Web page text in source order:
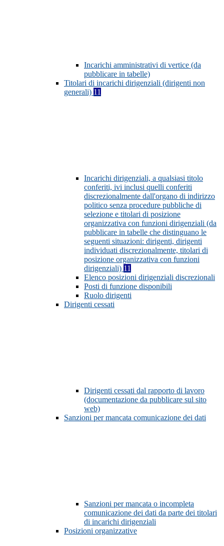
Incarichi amministrativi di vertice (da
pubblicare in tabelle)
Titolari di incarichi dirigenziali (dirigenti non
generali) 11
Incarichi dirigenziali, a qualsiasi titolo
conferiti, ivi inclusi quelli conferiti
discrezionalmente dall'organo di indirizzo
politico senza procedure pubbliche di
selezione e titolari di posizione
organizzativa con funzioni dirigenziali (da
pubblicare in tabelle che distinguano le
seguenti situazioni: dirigenti, dirigenti
individuati discrezionalmente, titolari di
posizione organizzativa con funzioni
dirigenziali) 11
Elenco posizioni dirigenziali discrezionali
Posti di funzione disponibili
Ruolo dirigenti
Dirigenti cessati
Dirigenti cessati dal rapporto di lavoro
(documentazione da pubblicare sul sito
web)
Sanzioni per mancata comunicazione dei dati
Sanzioni per mancata o incompleta
comunicazione dei dati da parte dei titolari
di incarichi dirigenziali
Posizioni organizzative